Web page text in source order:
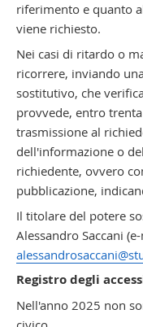
riferimento e quanto
viene richiesto.
Nei casi di ritardo o
ricorrere, inviando
sostitutivo, che
provvede, entro
trasmissione al
dell'informazione o
richiedente, ovvero
pubblicazione,
Il titolare del potere
Alessandro Saccani
Registro degli
Nell'anno 2025 non